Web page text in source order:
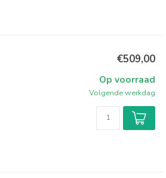
€509,00
Op voorraad
Volgende werkdag